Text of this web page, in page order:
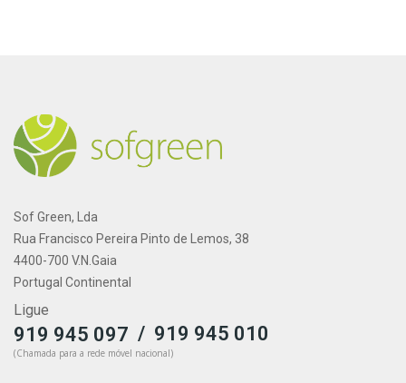
Sof Green, Lda
Rua Francisco Pereira Pinto de Lemos, 38
4400-700 V.N.Gaia
Portugal Continental
Ligue
919 945 097 / 919 945 010
(Chamada para a rede móvel nacional)